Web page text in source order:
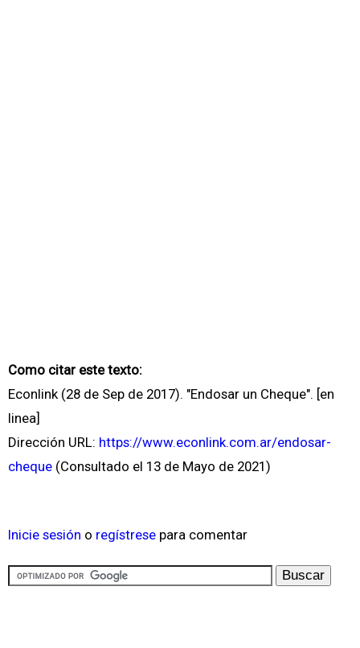
Como citar este texto:
Econlink (28 de Sep de 2017). "Endosar un Cheque". [en
linea]
Dirección URL: https://www.econlink.com.ar/endosar-
cheque (Consultado el 13 de Mayo de 2021)
Inicie sesión o regístrese para comentar